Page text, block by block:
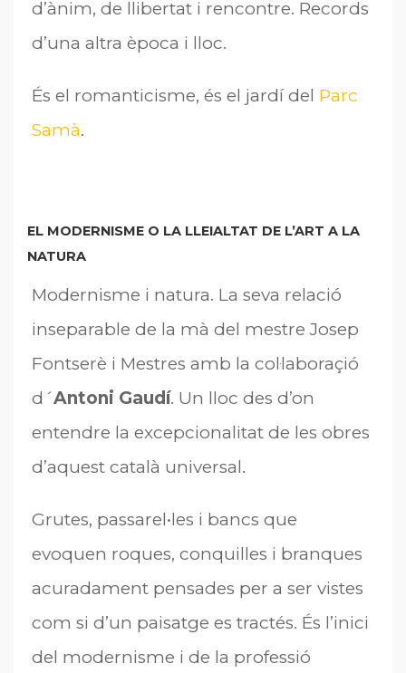
d’ànim, de llibertat i rencontre. Records
d’una altra època i lloc.
És el romanticisme, és el jardí del Parc
Samà.
EL MODERNISME O LA LLEIALTAT DE L’ART A LA
NATURA
Modernisme i natura. La seva relació
inseparable de la mà del mestre Josep
Fontserè i Mestres amb la col·laboraçió
d´Antoni Gaudí. Un lloc des d’on
entendre la excepcionalitat de les obres
d’aquest català universal.
Grutes, passarel•les i bancs que
evoquen roques, conquilles i branques
acuradament pensades per a ser vistes
com si d’un paisatge es tractés. És l’inici
del modernisme i de la professió